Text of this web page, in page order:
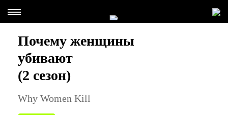
Почему женщины
убивают
(2 сезон)
Why Women Kill